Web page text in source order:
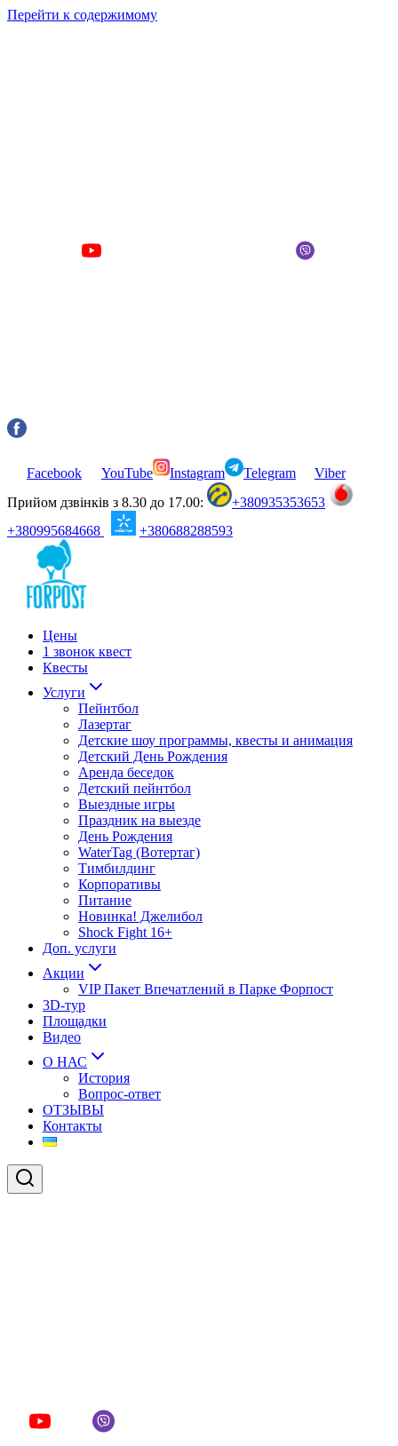
Перейти к содержимому
Facebook YouTube Instagram Telegram
Viber
Прийом дзвінків з 8.30 до 17.00:
+380935353653
+380995684668
+380688288593
Цены
1 звонок квест
Квесты
Услуги
Пейнтбол
Лазертаг
Детские шоу программы, квесты и анимация
Детский День Рождения
Аренда беседок
Детский пейнтбол
Выездные игры
Праздник на выезде
День Рождения
WaterTag (Вотертаг)
Тимбилдинг
Корпоративы
Питание
Новинка! Джелибол
Shock Fight 16+
Доп. услуги
Акции
VIP Пакет Впечатлений в Парке Форпост
3D-тур
Площадки
Видео
О НАС
История
Вопрос-ответ
ОТЗЫВЫ
Контакты